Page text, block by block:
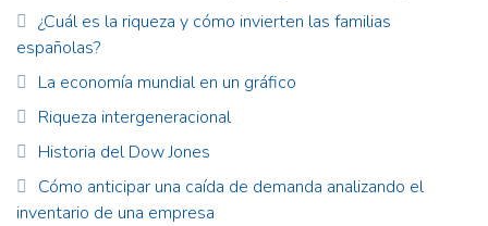
¿Cuál es la riqueza y cómo invierten las familias
españolas?
La economía mundial en un gráfico
Riqueza intergeneracional
Historia del Dow Jones
Cómo anticipar una caída de demanda analizando el
inventario de una empresa